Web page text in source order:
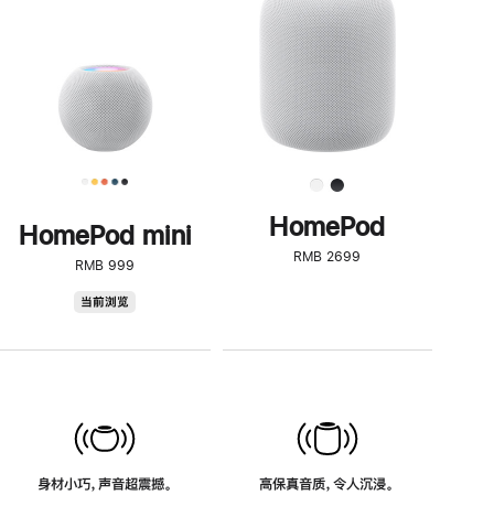
HomePod mini
RMB 999
当前浏览
身材小巧，声音超震撼。
了
解
HomePod<
HomePod
RMB 2699
高保真音质，令人沉浸。